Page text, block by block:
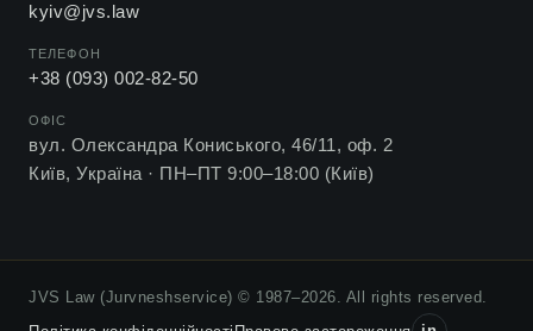
kyiv@jvs.law
ТЕЛЕФОН
+38 (093) 002-82-50
ОФІС
вул. Олександра Кониського, 46/11, оф. 2
Київ, Україна · ПН–ПТ 9:00–18:00 (Київ)
JVS Law (Jurvneshservice) © 1987–2026. All rights reserved.